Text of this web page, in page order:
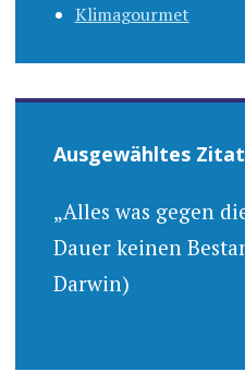
Klimagourmet
Ausgewähltes Zitat
„Alles was gegen
Dauer keinen
Darwin)